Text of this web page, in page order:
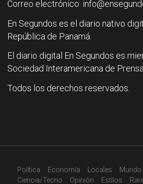
Correo electrónico:
En Segundos es el diario nativo
República de Panamá.
El diario digital En Segundos es
Sociedad Interamericana de
Todos los derechos reservados.
Política Economía Locales Mundo
Ciencia/Tecno
Opinión Estilos